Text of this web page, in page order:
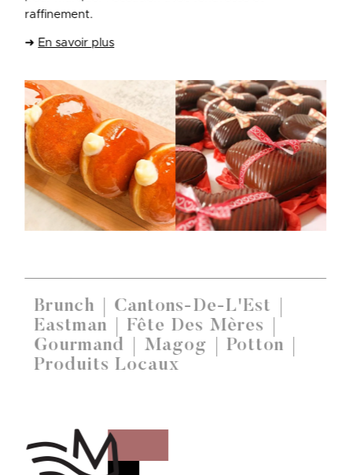
raffinement.
➜ En savoir plus
Brunch Cantons-De-L'Est
Eastman Fête Des Mères
Gourmand Magog Potton
Produits Locaux